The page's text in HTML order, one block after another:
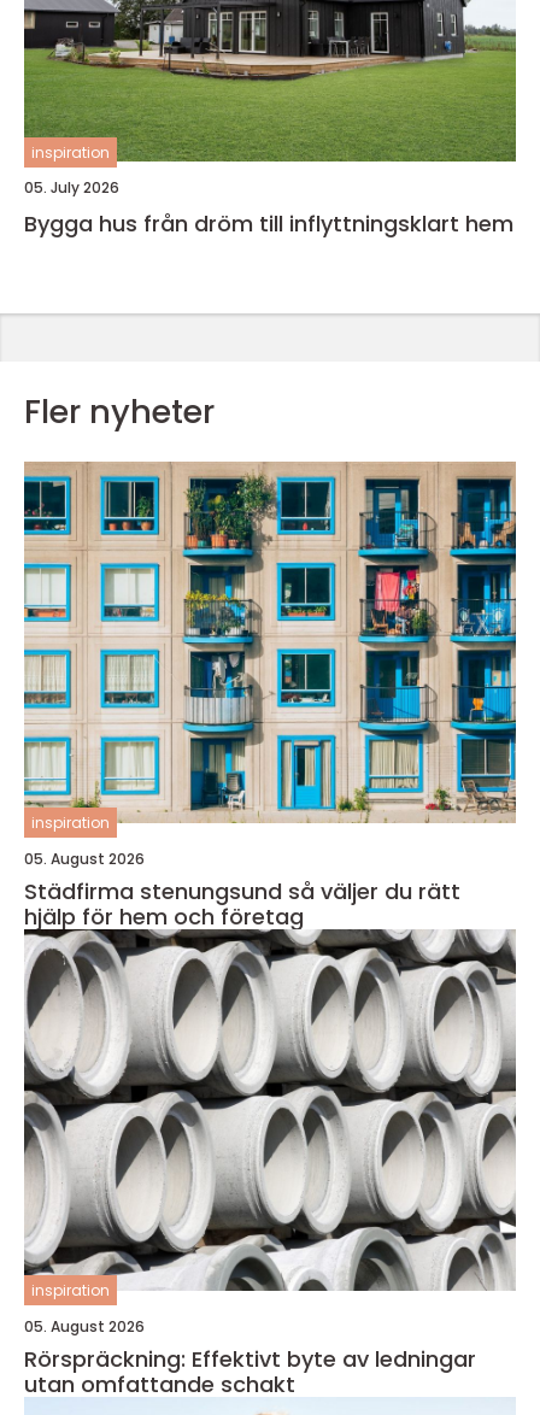
inspiration
05. July 2026
Bygga hus från dröm till inflyttningsklart hem
Fler nyheter
inspiration
05. August 2026
Städfirma stenungsund så väljer du rätt
hjälp för hem och företag
inspiration
05. August 2026
Rörspräckning: Effektivt byte av ledningar
utan omfattande schakt